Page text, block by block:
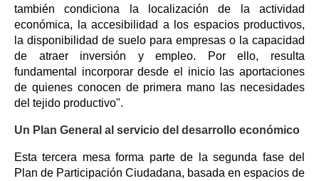
también condiciona la localización de la actividad
económica, la accesibilidad a los espacios productivos,
la disponibilidad de suelo para empresas o la capacidad
de atraer inversión y empleo. Por ello, resulta
fundamental incorporar desde el inicio las aportaciones
de quienes conocen de primera mano las necesidades
del tejido productivo".
Un Plan General al servicio del desarrollo económico
Esta tercera mesa forma parte de la segunda fase del
Plan de Participación Ciudadana, basada en espacios de